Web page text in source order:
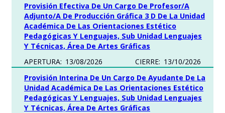
Provisión Efectiva De Un Cargo De Profesor/a
Adjunto/a De Producción Gráfica 3 D De La Unidad
Académica De Las Orientaciones Estético
Pedagógicas Y Lenguajes, Sub Unidad Lenguajes
Y Técnicas, Área De Artes Gráficas
APERTURA: 13/08/2026 CIERRE: 13/10/2026
Provisión Interina De Un Cargo De Ayudante De La
Unidad Académica De Las Orientaciones Estético
Pedagógicas Y Lenguajes, Sub Unidad Lenguajes
Y Técnicas, Área De Artes Gráficas